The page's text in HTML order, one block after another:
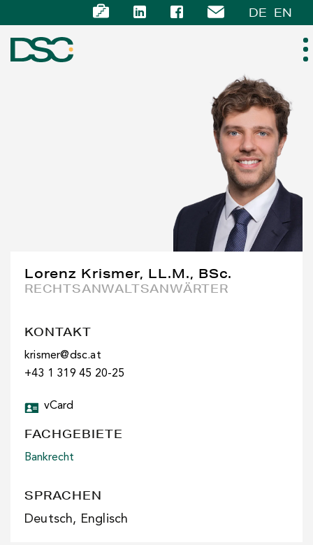
DE EN
KARRIERE
Lorenz Krismer, LL.M., BSc.
RECHTSANWALTSANWÄRTER
KONTAKT
krismer@dsc.at
+43 1 319 45 20-25
vCard
FACHGEBIETE
Bankrecht
SPRACHEN
Deutsch, Englisch